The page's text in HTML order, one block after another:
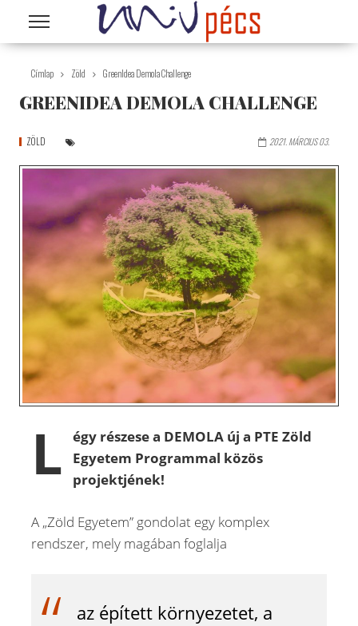
Ugrás a tartalomra
Címlap Zöld GreenIdea Demola Challenge
GREENIDEA DEMOLA CHALLENGE
ZÖLD 2021. MÁRCIUS 03.
L
égy részese a DEMOLA új a PTE Zöld
Egyetem Programmal közös
projektjének!
A „Zöld Egyetem” gondolat egy komplex
rendszer, mely magában foglalja
az épített környezetet, a